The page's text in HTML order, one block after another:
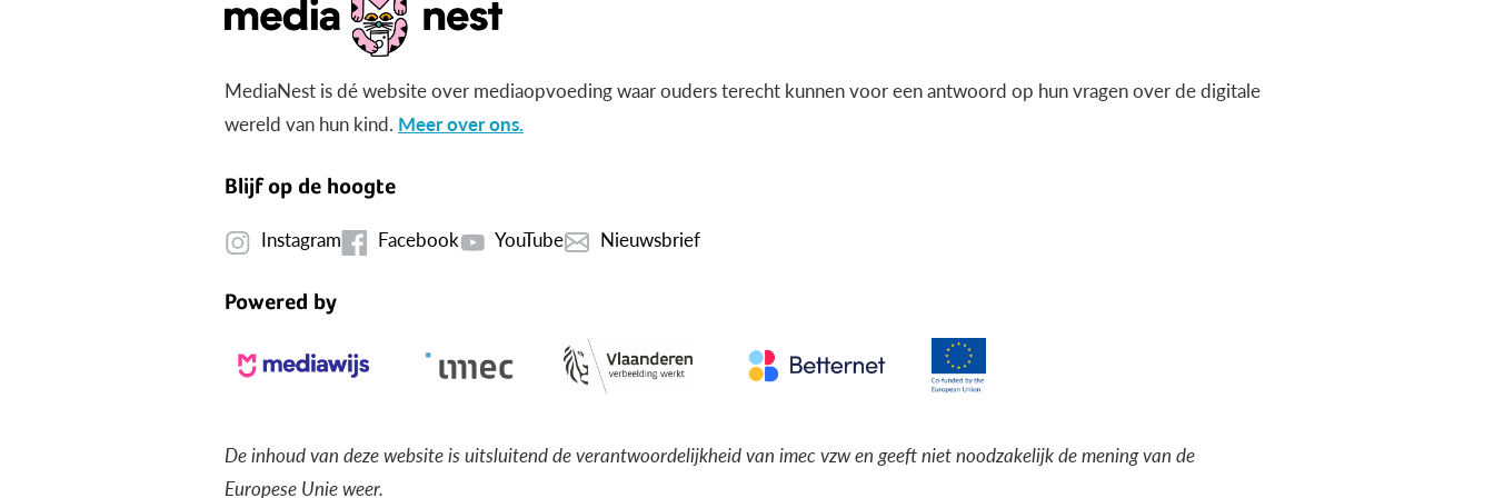
MediaNest is dé website over mediaopvoeding waar ouders terecht kunnen voor een antwoord op hun vragen over de digitale
wereld van hun kind. Meer over ons.
Blijf op de hoogte
Instagram Facebook YouTube Nieuwsbrief
Powered by
De inhoud van deze website is uitsluitend de verantwoordelijkheid van imec vzw en geeft niet noodzakelijk de mening van de
Europese Unie weer.